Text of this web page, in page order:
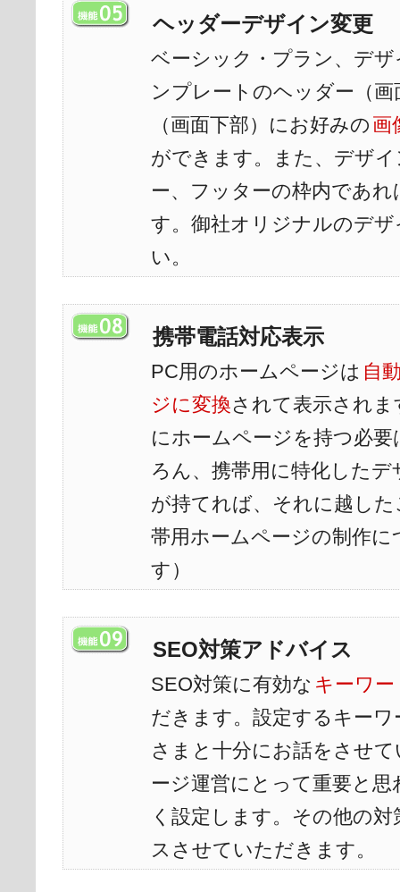
ヘッダーデザイン変更
ベーシック・プラン、デ
ンプレートのヘッダー（
（画面下部）にお好みの 画
ができます。また、デザ
ー、フッターの枠内であ
す。御社オリジナルのデ
い。
携帯電話対応表示
PC用のホームページは 自
ジに変換されて表示され
にホームページを持つ必
ろん、携帯用に特化した
が持てれば、それに越し
帯用ホームページの制作
す）
SEO対策アドバイス
SEO対策に有効な キーワ
だきます。設定するキー
さまと十分にお話をさせ
ージ運営にとって重要と
く設定します。その他の
スさせていただきます。